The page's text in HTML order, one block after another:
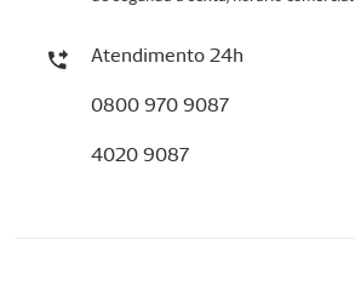
Atendimento 24h
0800 970 9087
4020 9087